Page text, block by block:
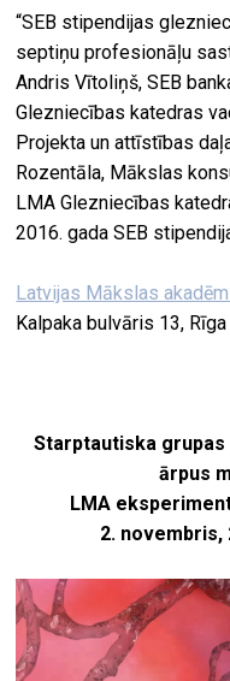
“SEB stipendijas
septiņu profesionāļu
Andris Vītoliņš, SEB
Glezniecības katedras
Projekta un attīstības
Rozentāla, Mākslas
LMA Glezniecības
2016. gada SEB
Latvijas Mākslas
Kalpaka bulvāris 13, Rīga
Starptautiska grupas
ārpus
LMA
2. novembris,